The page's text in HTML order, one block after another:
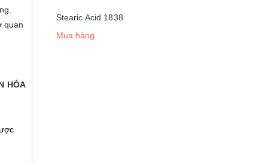
quan
HÓA
Stearic Acid 1838
Mua hàng